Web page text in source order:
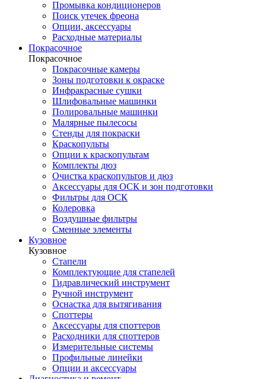
Промывка кондиционеров
Поиск утечек фреона
Опции, аксессуары
Расходные материалы
Покрасочное
Покрасочное
Покрасочные камеры
Зоны подготовки к окраске
Инфракрасные сушки
Шлифовальные машинки
Полировальные машинки
Малярные пылесосы
Стенды для покраски
Краскопульты
Опции к краскопультам
Комплекты дюз
Очистка краскопультов и дюз
Аксессуары для ОСК и зон подготовки
Фильтры для ОСК
Колеровка
Воздушные фильтры
Сменные элементы
Кузовное
Кузовное
Стапели
Комплектующие для стапелей
Гидравлический инструмент
Ручной инструмент
Оснастка для вытягивания
Споттеры
Аксессуары для споттеров
Расходники для споттеров
Измерительные системы
Профильные линейки
Опции и аксессуары